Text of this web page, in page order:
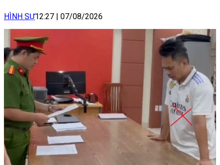
HÌNH SỰ12:27 | 07/08/2026